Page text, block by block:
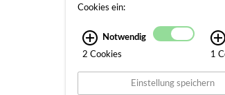
Gerichtsstand
Cookies ein:
Notwendig
2 Cookies 1
Einstellung speichern